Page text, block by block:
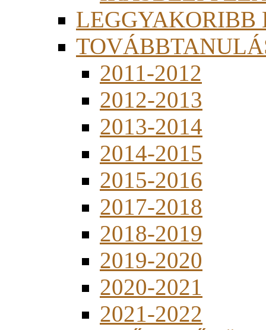
LEGGYAKORIBB
2011-2012
2012-2013
2013-2014
2014-2015
2015-2016
2017-2018
2018-2019
2019-2020
2020-2021
2021-2022